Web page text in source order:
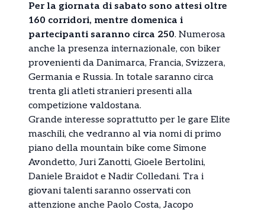
Per la giornata di sabato sono attesi oltre
160 corridori, mentre domenica i
partecipanti saranno circa 250. Numerosa
anche la presenza internazionale, con biker
provenienti da Danimarca, Francia, Svizzera,
Germania e Russia. In totale saranno circa
trenta gli atleti stranieri presenti alla
competizione valdostana.
Grande interesse soprattutto per le gare Elite
maschili, che vedranno al via nomi di primo
piano della mountain bike come Simone
Avondetto, Juri Zanotti, Gioele Bertolini,
Daniele Braidot e Nadir Colledani. Tra i
giovani talenti saranno osservati con
attenzione anche Paolo Costa, Jacopo